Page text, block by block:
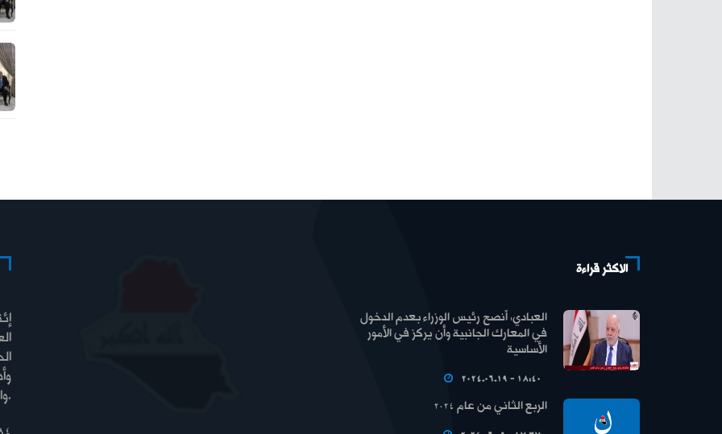
والسيادة والرفاه.
الاكثر قراءة
العبادي: أنصح رئيس الوزراء بعدم الدخول
في المعارك الجانبية وأن يركز في الأمور
الأساسية
2024.06.19 - 18:40
الربع الثاني من عام 2024